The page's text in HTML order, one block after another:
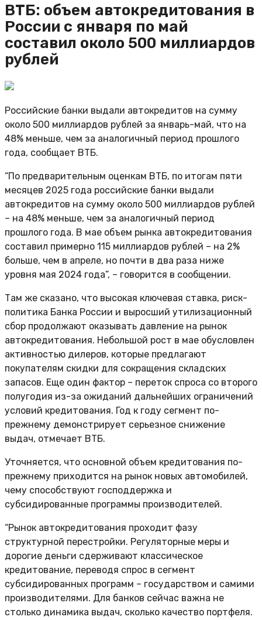
ВТБ: объем автокредитования в
России с января по май
составил около 500 миллиардов
рублей
Российские банки выдали автокредитов на сумму
около 500 миллиардов рублей за январь-май, что на
48% меньше, чем за аналогичный период прошлого
года, сообщает ВТБ.
“По предварительным оценкам ВТБ, по итогам пяти
месяцев 2025 года российские банки выдали
автокредитов на сумму около 500 миллиардов рублей
– на 48% меньше, чем за аналогичный период
прошлого года. В мае объем рынка автокредитования
составил примерно 115 миллиардов рублей – на 2%
больше, чем в апреле, но почти в два раза ниже
уровня мая 2024 года”, – говорится в сообщении.
Там же сказано, что высокая ключевая ставка, риск-
политика Банка России и выросший утилизационный
сбор продолжают оказывать давление на рынок
автокредитования. Небольшой рост в мае обусловлен
активностью дилеров, которые предлагают
покупателям скидки для сокращения складских
запасов. Еще один фактор – переток спроса со второго
полугодия из-за ожиданий дальнейших ограничений
условий кредитования. Год к году сегмент по-
прежнему демонстрирует серьезное снижение
выдач, отмечает ВТБ.
Уточняется, что основной объем кредитования по-
прежнему приходится на рынок новых автомобилей,
чему способствуют господдержка и
субсидированные программы производителей.
“Рынок автокредитования проходит фазу
структурной перестройки. Регуляторные меры и
дорогие деньги сдерживают классическое
кредитование, переводя спрос в сегмент
субсидированных программ – государством и самими
производителями. Для банков сейчас важна не
столько динамика выдач, сколько качество портфеля.